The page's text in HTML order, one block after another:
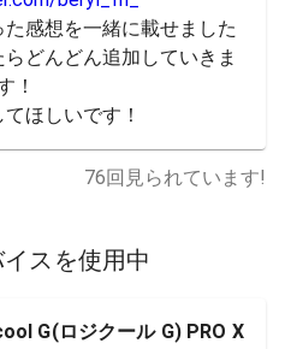
感想を一緒に載せました
どんどん追加していきま
！
ほしいです！
76回見られています!
スを使用中
G(ロジクール G) PRO X